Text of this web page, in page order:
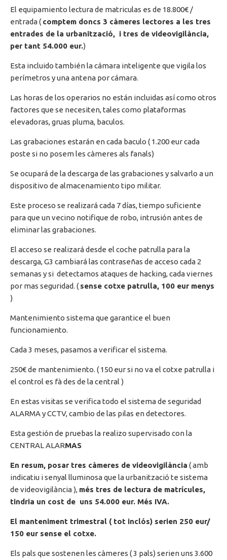
El equipamiento lectura de matriculas es de 18.800€ /
entrada ( comptem doncs 3 càmeres lectores a les tres
entrades de la urbanització, i tres de videovigilància,
per tant 54.000 eur.)
Esta incluido también la cámara inteligente que vigila los
perímetros y una antena por cámara.
Las horas de los operarios no están incluidas así como otros
factores que se necesiten, tales como plataformas
elevadoras, gruas pluma, baculos.
Las grabaciones estarán en cada baculo ( 1.200 eur cada
poste si no posem les càmeres als fanals)
Se ocupará de la descarga de las grabaciones y salvarlo a un
dispositivo de almacenamiento tipo militar.
Este proceso se realizará cada 7 días, tiempo suficiente
para que un vecino notifique de robo, intrusión antes de
eliminar las grabaciones.
El acceso se realizará desde el coche patrulla para la
descarga, G3 cambiará las contraseñas de acceso cada 2
semanas y si detectamos ataques de hacking, cada viernes
por mas seguridad. ( sense cotxe patrulla, 100 eur menys
)
Mantenimiento sistema que garantice el buen
funcionamiento.
Cada 3 meses, pasamos a verificar el sistema.
250€ de mantenimiento. ( 150 eur si no va el cotxe patrulla i
el control es fà des de la central )
En estas visitas se verifica todo el sistema de seguridad
ALARMA y CCTV, cambio de las pilas en detectores.
Esta gestión de pruebas la realizo supervisado con la
CENTRAL ALARMAS
En resum, posar tres càmeres de videovigilància ( amb
indicatiu i senyal lluminosa que la urbanització te sistema
de videovigilància ), més tres de lectura de matrícules,
tindria un cost de uns 54.000 eur. Més IVA.
El manteniment trimestral ( tot inclós) serien 250 eur/
150 eur sense el cotxe.
Els pals que sostenen les càmeres ( 3 pals) serien uns 3.600